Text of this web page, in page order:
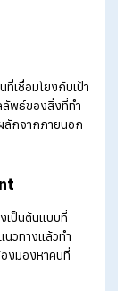
พลิก
แห่งอนาคต